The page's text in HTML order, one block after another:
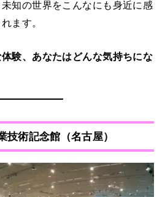
知の世界をこんなにも身近に感
ます。
験、あなたはどんな気持ちにな
技術記念館（名古屋）